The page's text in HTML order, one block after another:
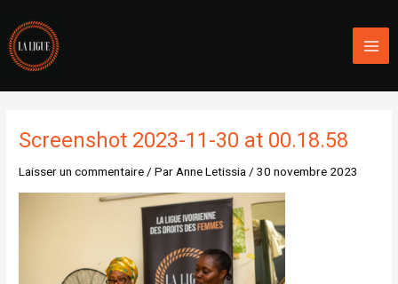
contenu
Screenshot 2023-11-30 at 00.18.58
Laisser un commentaire/ ParAnne Letissia/30 novembre 2023